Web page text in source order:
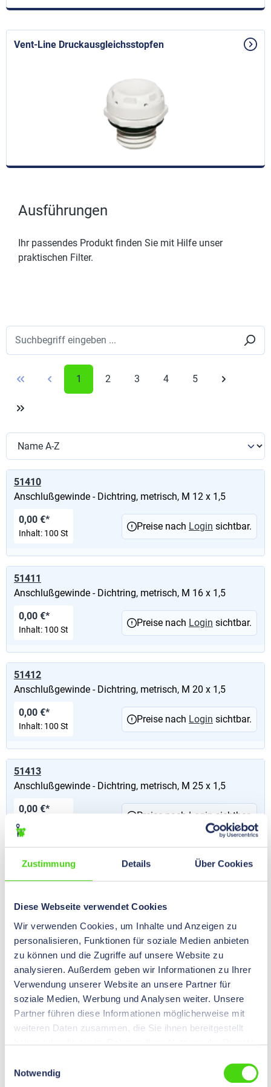
Zustimmung Details Über Cookies
Diese Webseite verwendet Cookies
Wir verwenden Cookies, um Inhalte und Anzeigen zu
personalisieren, Funktionen für soziale Medien anbieten
zu können und die Zugriffe auf unsere Website zu
analysieren. Außerdem geben wir Informationen zu Ihrer
Verwendung unserer Website an unsere Partner für
soziale Medien, Werbung und Analysen weiter. Unsere
Partner führen diese Informationen möglicherweise mit
weiteren Daten zusammen, die Sie ihnen bereitgestellt
Notwendig
Vent-Line Druckausgleichsstopfen
Ausführungen
Ihr passendes Produkt finden Sie mit Hilfe unser
praktischen Filter.
1 2 3 4 5
51410
Anschlußgewinde - Dichtring, metrisch, M 12 x 1,5
0,00 €*
Inhalt: 100 St
Preise nach Login sichtbar.
51411
Anschlußgewinde - Dichtring, metrisch, M 16 x 1,5
0,00 €*
Inhalt: 100 St
Preise nach Login sichtbar.
51412
Anschlußgewinde - Dichtring, metrisch, M 20 x 1,5
0,00 €*
Inhalt: 100 St
Preise nach Login sichtbar.
51413
Anschlußgewinde - Dichtring, metrisch, M 25 x 1,5
0,00 €*
Inhalt:
Preise nach Login sichtbar.
51414
Anschlußgewinde - Dichtring, metrisch, M 32 x 1,5
0,00 €*
Preise nach
51415
Anschlußgewinde - Dichtring, metrisch, M 40 x 1,5
0,00 €*
Inhalt:100 St
Preise nach Login sichtbar.
Anschlußgewinde - Dichtring, metrisch, M 50 x 1,5